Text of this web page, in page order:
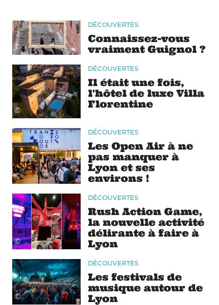
©
DÉCOUVERTES
Connaissez-vous
vraiment Guignol ?
©
DÉCOUVERTES
Il était une fois,
l'hôtel de luxe Villa
Florentine
©
DÉCOUVERTES
Les Open Air à ne
pas manquer à
Lyon et ses
environs !
©
DÉCOUVERTES
Rush Action Game,
la nouvelle activité
délirante à faire à
Lyon
©
DÉCOUVERTES
Les festivals de
musique autour de
Lyon